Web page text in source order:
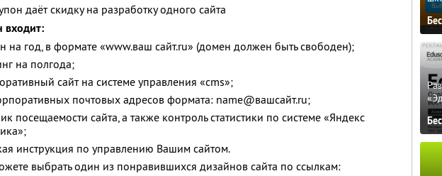
даёт скидку на разработку одного сайта
входит:
на год, в формате «www.ваш сайт.ru» (домен должен быть свободен);
на полгода;
сайт на системе управления «cms»;
почтовых адресов формата: name@вашсайт.ru;
посещаемости сайта, а также контроль статистики по системе «Яндекс
инструкция по управлению Вашим сайтом.
выбрать один из понравившихся дизайнов сайта по ссылкам: